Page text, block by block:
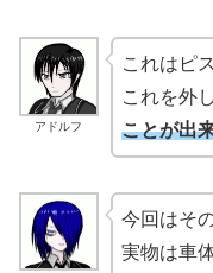
アドルフ
これはピ
これを外
ことが出
今回はそ
実物は車